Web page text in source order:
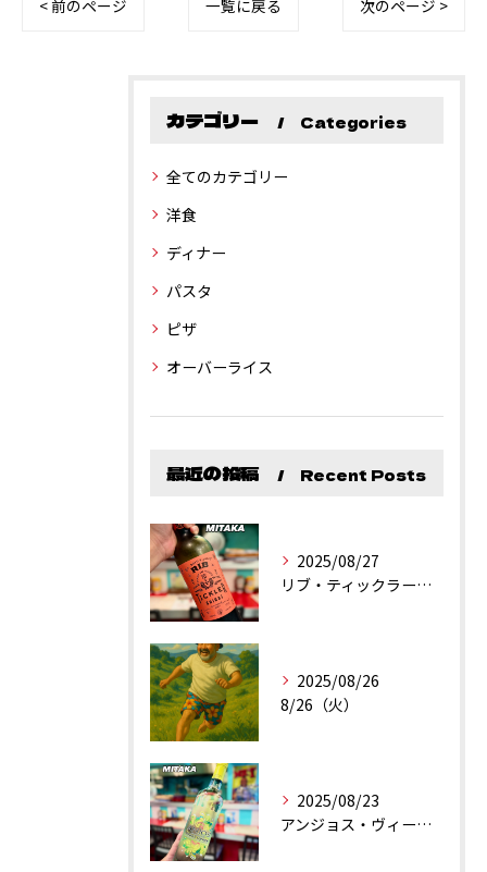
< 前のページ 一覧に戻る 次のページ >
カテゴリー Categories
全てのカテゴリー
洋食
ディナー
パスタ
ピザ
オーバーライス
最近の投稿 Recent Posts
2025/08/27
リブ・ティックラー・カリフォルニア・シラーズ
2025/08/26
8/26（火）
2025/08/23
アンジョス・ヴィーニョ・ヴェルデ